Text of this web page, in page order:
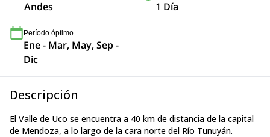
Andes 1 Día
Período óptimo
Ene - Mar, May, Sep -
Dic
Descripción
El Valle de Uco se encuentra a 40 km de distancia de la capital
de Mendoza, a lo largo de la cara norte del Río Tunuyán.